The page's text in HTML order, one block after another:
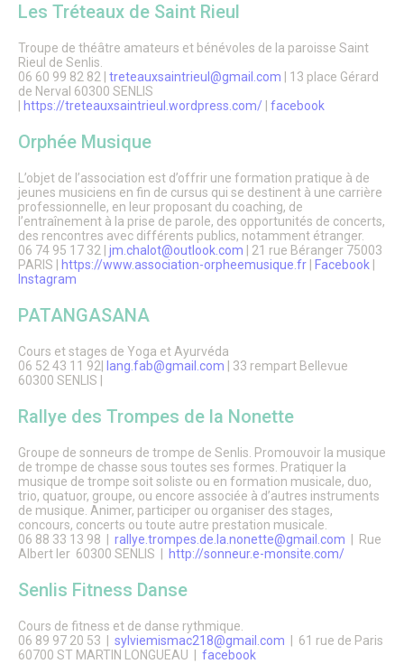
Les Tréteaux de Saint Rieul
Troupe de théâtre amateurs et bénévoles de la paroisse Saint
Rieul de Senlis.
06 60 99 82 82 | treteauxsaintrieul@gmail.com | 13 place Gérard
de Nerval 60300 SENLIS
https://treteauxsaintrieul.wordpress.com/ facebook
Orphée Musique
L’objet de l’association est d’offrir une formation pratique à de
jeunes musiciens en fin de cursus qui se destinent à une carrière
professionnelle, en leur proposant du coaching, de
l’entraînement à la prise de parole, des opportunités de concerts,
des rencontres avec différents publics, notamment étranger.
06 74 95 17 32 | jm.chalot@outlook.com | 21 rue Béranger 75003
PARIS |
https://www.association-orpheemusique.fr Facebook
Instagram
PATANGASANA
Cours et stages de Yoga et Ayurvéda
06 52 43 11 92|
lang.fab@gmail.com | 33 rempart Bellevue
60300 SENLIS |
Rallye des Trompes de la Nonette
Groupe de sonneurs de trompe de Senlis. Promouvoir la musique
de trompe de chasse sous toutes ses formes. Pratiquer la
musique de trompe soit soliste ou en formation musicale, duo,
trio, quatuor, groupe, ou encore associée à d’autres instruments
de musique. Animer, participer ou organiser des stages,
concours, concerts ou toute autre prestation musicale.
06 88 33 13 98 | rallye.trompes.de.la.nonette@gmail.com | Rue
Albert ler 60300 SENLIS |
http://sonneur.e-monsite.com/
Senlis Fitness Danse
Cours de fitness et de danse rythmique.
06 89 97 20 53 | sylviemismac218@gmail.com | 61 rue de Paris
60700 ST MARTIN LONGUEAU | facebook